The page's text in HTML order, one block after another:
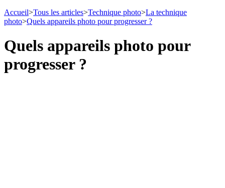
Accueil>Tous les articles>Technique photo>La technique
photo>Quels appareils photo pour progresser ?
Quels appareils photo pour
progresser ?